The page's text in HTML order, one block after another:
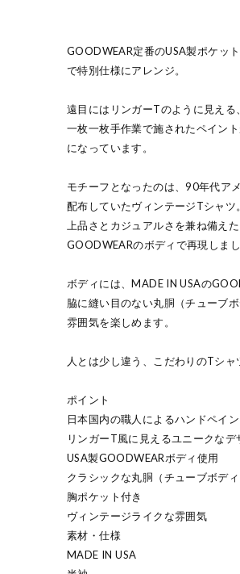
GOODWEAR定番のUSA製ポケッ
で特別仕様にアレンジ。
遠目にはリンガーTのように見える
一枚一枚手作業で施されたペイン
になっています。
モチーフとなったのは、90年代ア
配布していたヴィンテージTシャツ。
上品さとカジュアルさを兼ね備え
GOODWEARのボディで再現しまし
ボディには、MADE IN USAの
脇に縫い目のない丸胴（チューブ
雰囲気を楽しめます。
人とは少し違う、こだわりのTシャ
ポイント
日本国内の職人によるハンドペイン
リンガーT風に見えるユニークなデ
USA製GOODWEARボディ使用
クラシックな丸胴（チューブボデ
胸ポケット付き
ヴィンテージライクな雰囲気
素材・仕様
MADE IN USA